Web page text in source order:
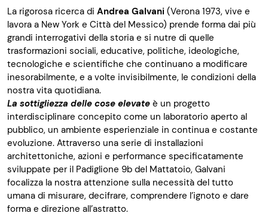
La rigorosa ricerca di Andrea Galvani (Verona 1973, vive e
lavora a New York e Città del Messico) prende forma dai più
grandi interrogativi della storia e si nutre di quelle
trasformazioni sociali, educative, politiche, ideologiche,
tecnologiche e scientifiche che continuano a modificare
inesorabilmente, e a volte invisibilmente, le condizioni della
nostra vita quotidiana.
La sottigliezza delle cose elevate è un progetto
interdisciplinare concepito come un laboratorio aperto al
pubblico, un ambiente esperienziale in continua e costante
evoluzione. Attraverso una serie di installazioni
architettoniche, azioni e performance specificatamente
sviluppate per il Padiglione 9b del Mattatoio, Galvani
focalizza la nostra attenzione sulla necessità del tutto
umana di misurare, decifrare, comprendere l’ignoto e dare
forma e direzione all’astratto.